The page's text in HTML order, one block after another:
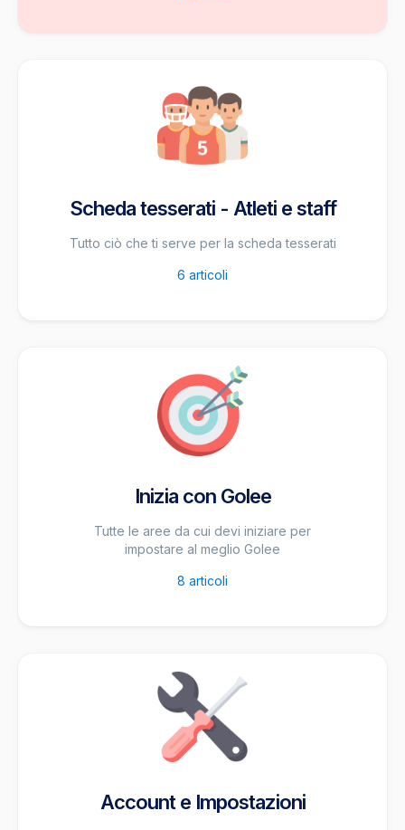
Scheda tesserati - Atleti e staff
Tutto ciò che ti serve per la scheda tesserati
6 articoli
Inizia con Golee
Tutte le aree da cui devi iniziare per
impostare al meglio Golee
8 articoli
Account e Impostazioni